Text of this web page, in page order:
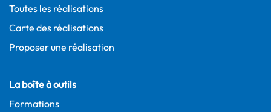
Toutes les réalisations
Carte des réalisations
Proposer une réalisation
La boîte à outils
Formations